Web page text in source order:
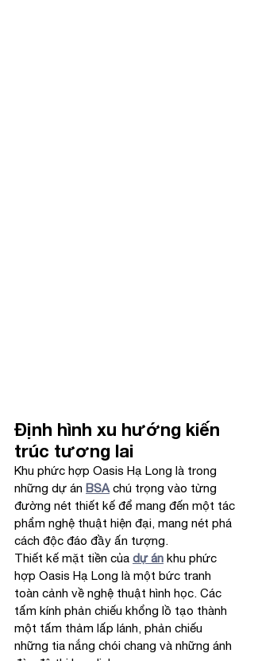
Định hình xu hướng kiến
trúc tương lai
Khu phức hợp Oasis Hạ Long là trong
những dự án BSA chú trọng vào từng
đường nét thiết kế để mang đến một tác
phẩm nghệ thuật hiện đại, mang nét phá
cách độc đáo đầy ấn tượng.
Thiết kế mặt tiền của dự án khu phức
hợp Oasis Hạ Long là một bức tranh
toàn cảnh về nghệ thuật hình học. Các
tấm kính phản chiếu khổng lồ tạo thành
một tấm thảm lấp lánh, phản chiếu
những tia nắng chói chang và những ánh